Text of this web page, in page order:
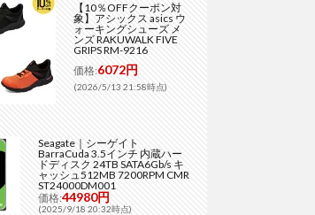
【10％OFFクーポン対
象】アシックス asics ウ
ォーキングシューズ メ
ンズ RAKUWALK FIVE
GRIPS RM-9216
価格:6072円
(2026/5/13 21:58時点)
Seagate｜シーゲイト
BarraCuda 3.5インチ 内蔵ハー
ドディスク 24TB SATA6Gb/s キ
ャッシュ512MB 7200RPM CMR
ST24000DM001
価格:44980円
(2025/9/18 20:32時点)